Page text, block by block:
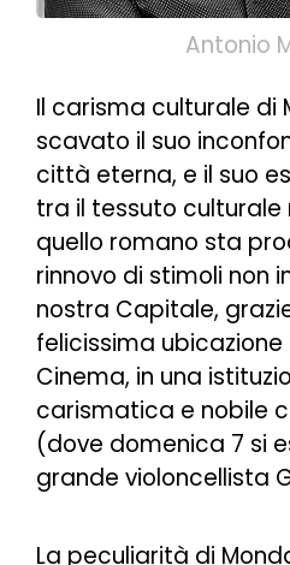
Antonio
Il carisma culturale di
scavato il suo
città eterna, e il suo
tra il tessuto culturale
quello romano sta
rinnovo di stimoli non
nostra Capitale,
felicissima
Cinema, in una
carismatica e nobile
(dove domenica 7 si
grande violoncellista
La peculiarità di